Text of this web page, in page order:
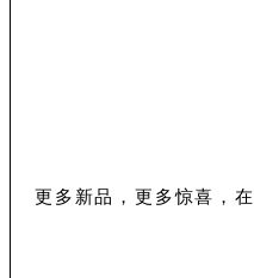
更多新品，更多惊喜，